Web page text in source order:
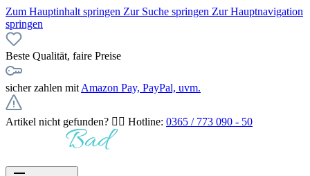
Zum Hauptinhalt springen Zur Suche springen Zur Hauptnavigation
springen
Beste Qualität, faire Preise
sicher zahlen mit Amazon Pay, PayPal, uvm.
Artikel nicht gefunden? 👉🏻 Hotline: 0365 / 773 090 - 50